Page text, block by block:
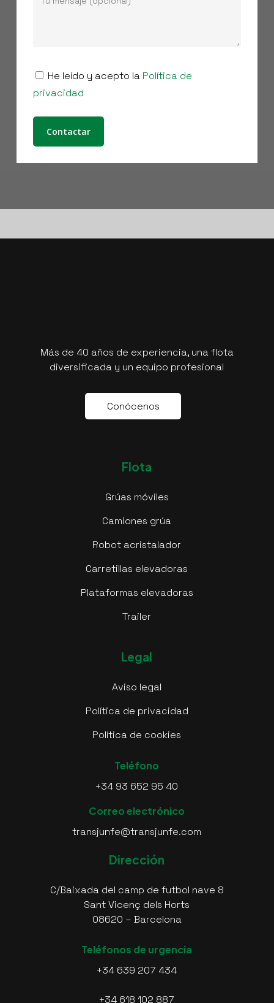
He leído y acepto la Política de
privacidad
Más de 40 años de experiencia, una flota
diversificada y un equipo profesional
Conócenos
Flota
Grúas móviles
Camiones grúa
Robot acristalador
Carretillas elevadoras
Plataformas elevadoras
Trailer
Legal
Aviso legal
Política de privacidad
Política de cookies
Teléfono
+34 93 652 95 40
Correo electrónico
transjunfe@transjunfe.com
Dirección
C/Baixada del camp de futbol nave 8
Sant Vicenç dels Horts
08620 – Barcelona
Teléfonos de urgencia
+34 639 207 434
+34 618 102 887